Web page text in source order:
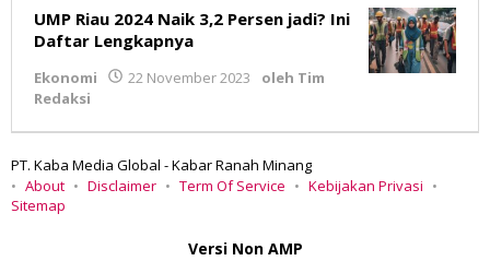
UMP Riau 2024 Naik 3,2 Persen jadi? Ini
Daftar Lengkapnya
Ekonomi 22 November 2023 oleh Tim
Redaksi
PT. Kaba Media Global - Kabar Ranah Minang
About
Disclaimer Term Of Service
Kebijakan Privasi
Sitemap
Versi Non AMP